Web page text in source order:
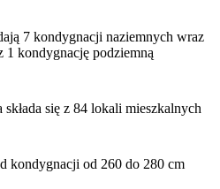
7 kondygnacji naziemnych wraz
1 kondygnację podziemną
składa się z 84 lokali mieszkalnych
kondygnacji od 260 do 280 cm